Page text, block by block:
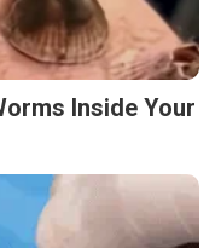
Inside Your